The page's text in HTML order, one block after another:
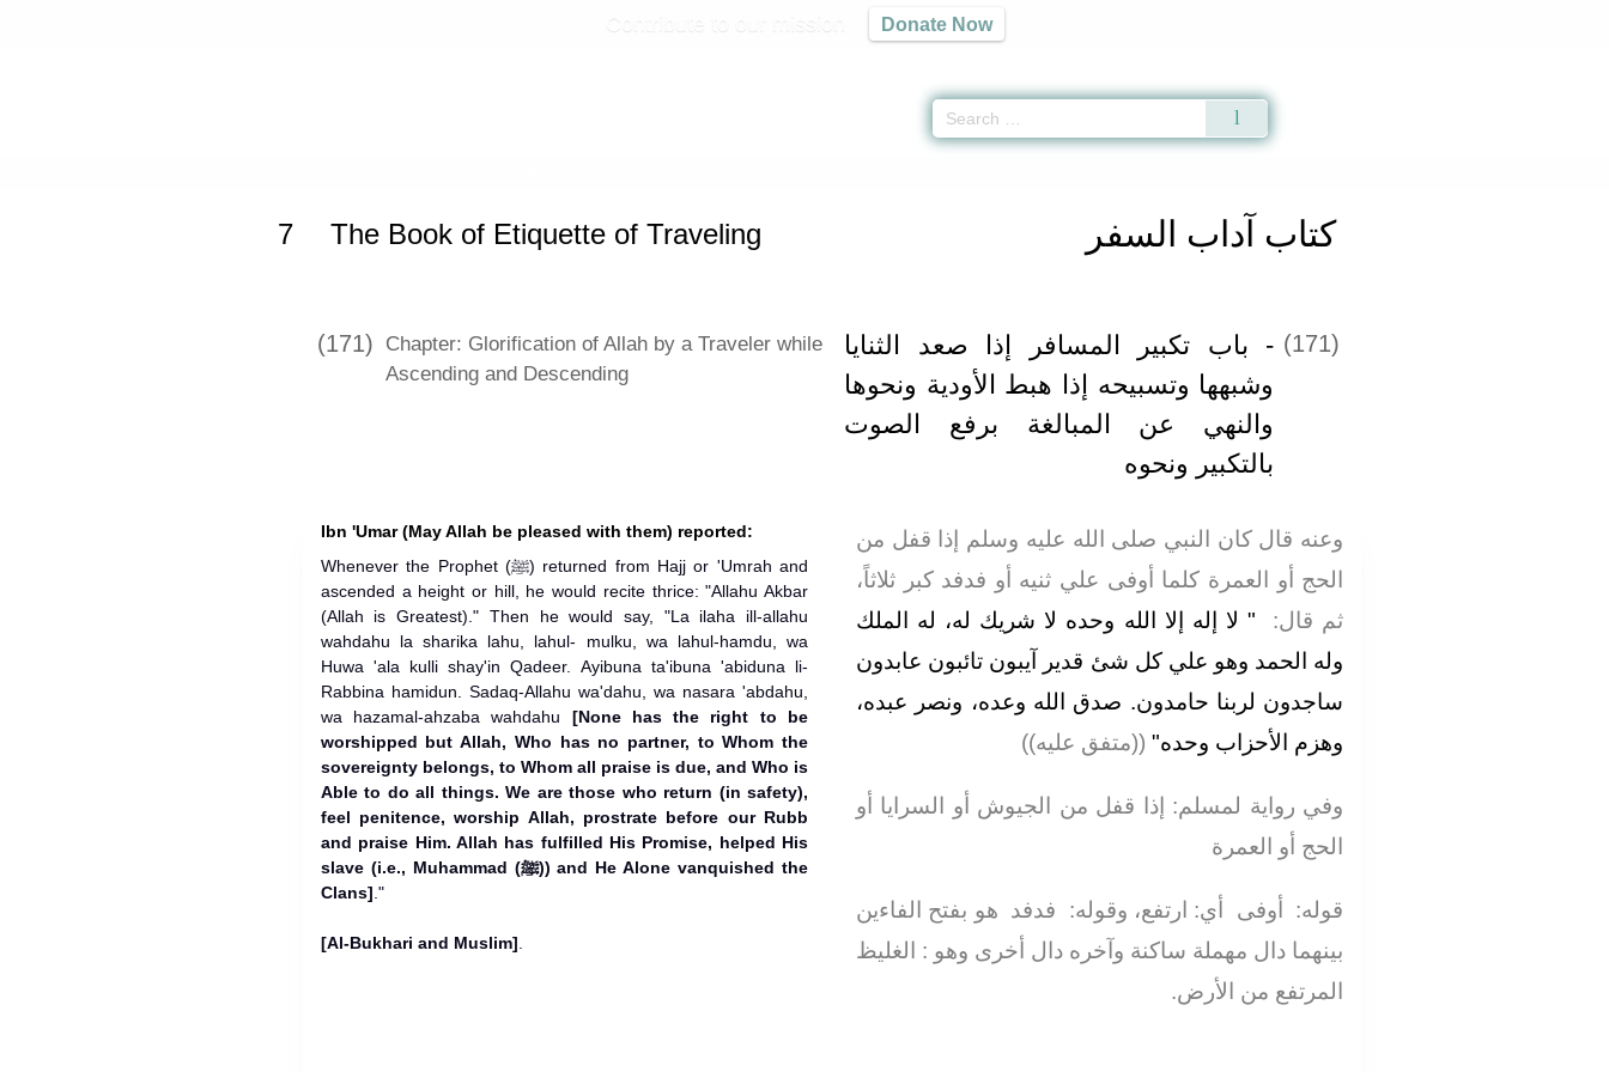
Donate Now
كتاب آداب السفر 7 The Book of Etiquette of Traveling
(171) Chapter: Glorification of Allah by a Traveler while
Ascending and Descending
(171) - باب تكبير المسافر إذا صعد الثنايا
وشبهها وتسبيحه إذا هبط الأودية ونحوها
والنهي عن المبالغة برفع الصوت
بالتكبير ونحوه
Ibn 'Umar (May Allah be pleased with them) reported:
Whenever the Prophet (ﷺ) returned from Hajj or 'Umrah and
ascended a height or hill, he would recite thrice: "Allahu Akbar
(Allah is Greatest)." Then he would say, "La ilaha ill-allahu
wahdahu la sharika lahu, lahul- mulku, wa lahul-hamdu, wa
Huwa 'ala kulli shay'in Qadeer. Ayibuna ta'ibuna 'abiduna li-
Rabbina hamidun. Sadaq-Allahu wa'dahu, wa nasara 'abdahu,
wa hazamal-ahzaba wahdahu [None has the right to be
worshipped but Allah, Who has no partner, to Whom the
sovereignty belongs, to Whom all praise is due, and Who is
Able to do all things. We are those who return (in safety),
feel penitence, worship Allah, prostrate before our Rubb
and praise Him. Allah has fulfilled His Promise, helped His
slave (i.e., Muhammad (ﷺ)) and He Alone vanquished the
Clans] ."
[Al-Bukhari and Muslim]
وعنه قال كان النبي صلى الله عليه وسلم إذا قفل من
الحج أو العمرة كلما أوفى علي ثنيه أو فدفد كبر ثلاثاً،
ثم قال‏:‏ ‏
"‏ لا إله إلا الله وحده لا شريك له، له الملك
وله الحمد وهو علي كل شئ قدير آيبون تائبون عابدون
ساجدون لربنا حامدون‏.‏ صدق الله وعده، ونصر عبده،
وهزم الأحزاب وحده‏"‏ ‏(‏‏(‏متفق عليه‏)‏‏)‏‏
وفي رواية لمسلم‏:‏ إذا قفل من الجيوش أو السرايا أو
الحج أو العمرة
قوله‏:‏ ‏ ‏أوفى‏ ‏ أي‏:‏ ارتفع، وقوله‏:‏ ‏ ‏فدفد‏ ‏ هو بفتح الفاءين
بينهما دال مهملة ساكنة وآخره دال أخرى وهو ‏:‏ الغليظ
المرتفع من الأرض‏.‏